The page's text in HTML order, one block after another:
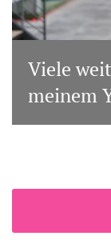
Viele
meinem